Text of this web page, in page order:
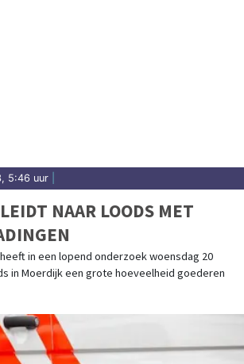
5:46 uur
NAAR LOODS MET
heeft in een lopend onderzoek woensdag 20
in Moerdijk een grote hoeveelheid goederen